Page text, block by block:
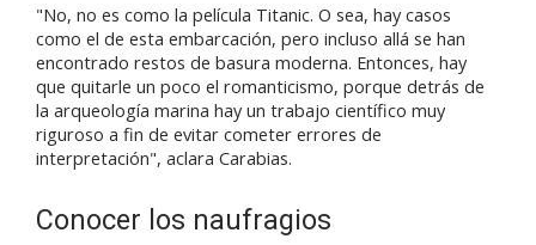
"No, no es como la película Titanic. O sea, hay casos
como el de esta embarcación, pero incluso allá se han
encontrado restos de basura moderna. Entonces, hay
que quitarle un poco el romanticismo, porque detrás de
la arqueología marina hay un trabajo científico muy
riguroso a fin de evitar cometer errores de
interpretación", aclara Carabias.
Conocer los naufragios